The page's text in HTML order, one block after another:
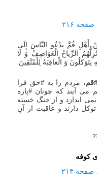
قُمَّ یدْعُو النَّاسَ إِلَی
الرِّیاحُ الْعَوَاصِفُ وَ لَا
وَ الْعاقِبَهُ لِلْمُتَّقِینَ
، مردم را به #حق فرا
می آیند که چونان #پاره
نمی اندازد و از جنگ خسته
دارند و عاقبت از آنِ
کوفه